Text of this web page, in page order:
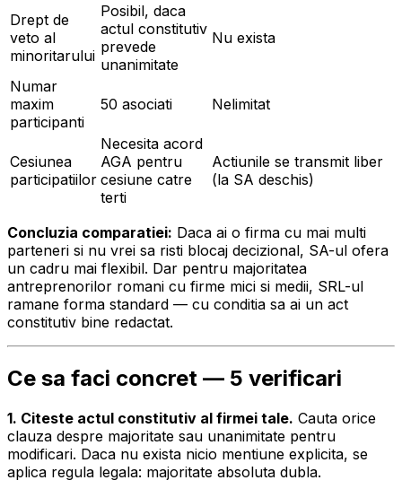
Drept de
veto al
minoritarului
Posibil, daca
actul constitutiv
prevede
unanimitate
Nu exista
Numar
maxim
participanti
50 asociati Nelimitat
Cesiunea
participatiilor
Necesita acord
AGA pentru
cesiune catre
terti
Actiunile se transmit liber
(la SA deschis)
Concluzia comparatiei: Daca ai o firma cu mai multi
parteneri si nu vrei sa risti blocaj decizional, SA-ul ofera
un cadru mai flexibil. Dar pentru majoritatea
antreprenorilor romani cu firme mici si medii, SRL-ul
ramane forma standard — cu conditia sa ai un act
constitutiv bine redactat.
Ce sa faci concret — 5 verificari
1. Citeste actul constitutiv al firmei tale. Cauta orice
clauza despre majoritate sau unanimitate pentru
modificari. Daca nu exista nicio mentiune explicita, se
aplica regula legala: majoritate absoluta dubla.